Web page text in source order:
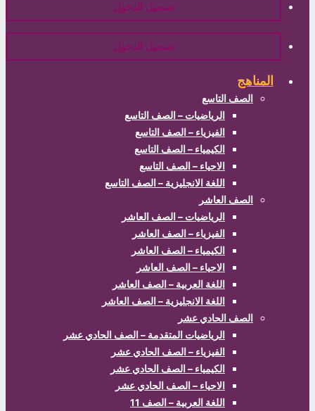
تسجيل الدخول
تسجيل الدخول
الصف التاسع
الرياضيات – الصف التاسع
الفيزياء – الصف التاسع
الكيمياء – الصف التاسع
الاحياء – الصف التاسع
اللغة الانجليزية – الصف التاسع
الصف العاشر
الرياضيات – الصف العاشر
الفيزياء – الصف العاشر
الكيمياء – الصف العاشر
الاحياء – الصف العاشر
اللغة العربية – الصف العاشر
اللغة الانجليزية – الصف العاشر
الصف الحادي عشر
الرياضيات المتقدمة – الصف الحادي عشر
الفيزياء – الصف الحادي عشر
الكيمياء – الصف الحادي عشر
الاحياء – الصف الحادي عشر
اللغة العربية – الصف 11